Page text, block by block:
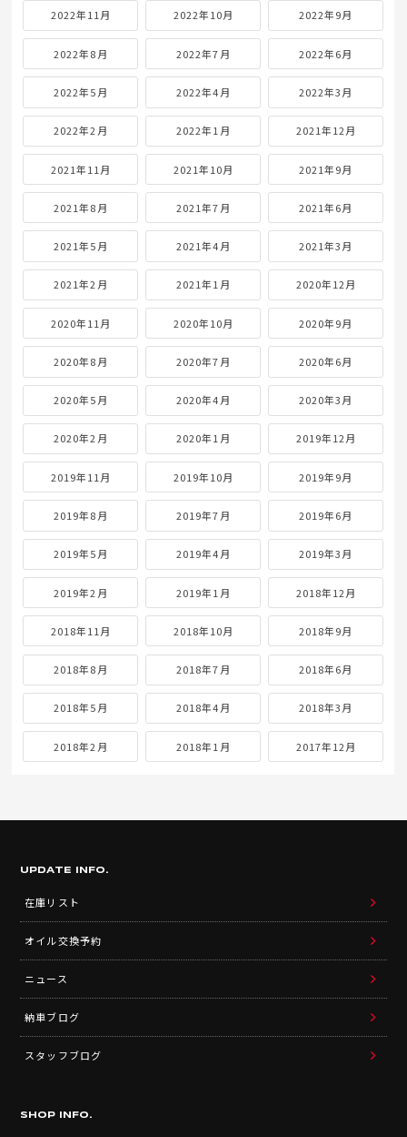
2022年11月 2022年10月 2022年9月
2022年8月 2022年7月 2022年6月
2022年5月 2022年4月 2022年3月
2022年2月 2022年1月 2021年12月
2021年11月 2021年10月 2021年9月
2021年8月 2021年7月 2021年6月
2021年5月 2021年4月 2021年3月
2021年2月 2021年1月 2020年12月
2020年11月 2020年10月 2020年9月
2020年8月 2020年7月 2020年6月
2020年5月 2020年4月 2020年3月
2020年2月 2020年1月 2019年12月
2019年11月 2019年10月 2019年9月
2019年8月 2019年7月 2019年6月
2019年5月 2019年4月 2019年3月
2019年2月 2019年1月 2018年12月
2018年11月 2018年10月 2018年9月
2018年8月 2018年7月 2018年6月
2018年5月 2018年4月 2018年3月
2018年2月 2018年1月 2017年12月
UPDATE INFO.
在庫リスト
オイル交換予約
ニュース
納車ブログ
スタッフブログ
SHOP INFO.